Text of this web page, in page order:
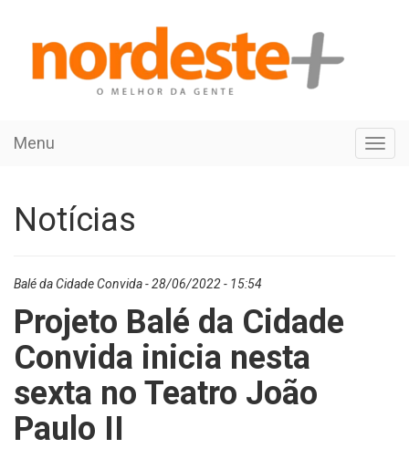
Menu
Notícias
Balé da Cidade Convida - 28/06/2022 - 15:54
Projeto Balé da Cidade
Convida inicia nesta
sexta no Teatro João
Paulo II